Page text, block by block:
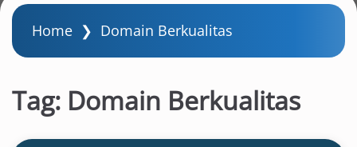
o
Home ❯ Domain Berkualitas
Tag: Domain Berkualitas